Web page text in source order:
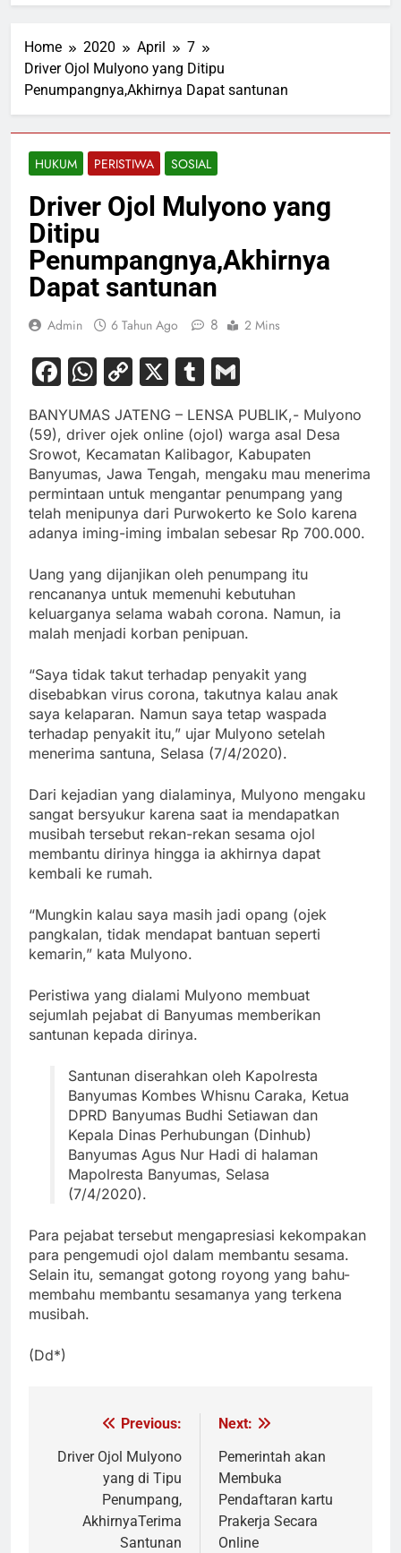
Home 2020 April
7
Driver Ojol Mulyono yang Ditipu
Penumpangnya,Akhirnya Dapat santunan
HUKUM PERISTIWA SOSIAL
Driver Ojol Mulyono yang
Ditipu
Penumpangnya,Akhirnya
Dapat santunan
Admin 6 Tahun Ago 8 2 Mins
Facebook
WhatsApp
Copy
Link
X Tumblr
BANYUMAS JATENG – LENSA PUBLIK,- Mulyono
(59), driver ojek online (ojol) warga asal Desa
Srowot, Kecamatan Kalibagor, Kabupaten
Banyumas, Jawa Tengah, mengaku mau menerima
permintaan untuk mengantar penumpang yang
telah menipunya dari Purwokerto ke Solo karena
adanya iming-iming imbalan sebesar Rp 700.000.
Uang yang dijanjikan oleh penumpang itu
rencananya untuk memenuhi kebutuhan
keluarganya selama wabah corona. Namun, ia
malah menjadi korban penipuan.
“Saya tidak takut terhadap penyakit yang
disebabkan virus corona, takutnya kalau anak
saya kelaparan. Namun saya tetap waspada
terhadap penyakit itu,” ujar Mulyono setelah
menerima santuna, Selasa (7/4/2020).
Dari kejadian yang dialaminya, Mulyono mengaku
sangat bersyukur karena saat ia mendapatkan
musibah tersebut rekan-rekan sesama ojol
membantu dirinya hingga ia akhirnya dapat
kembali ke rumah.
“Mungkin kalau saya masih jadi opang (ojek
pangkalan, tidak mendapat bantuan seperti
kemarin,” kata Mulyono.
Peristiwa yang dialami Mulyono membuat
sejumlah pejabat di Banyumas memberikan
santunan kepada dirinya.
Santunan diserahkan oleh Kapolresta
Banyumas Kombes Whisnu Caraka, Ketua
DPRD Banyumas Budhi Setiawan dan
Kepala Dinas Perhubungan (Dinhub)
Banyumas Agus Nur Hadi di halaman
Mapolresta Banyumas, Selasa
(7/4/2020).
Para pejabat tersebut mengapresiasi kekompakan
para pengemudi ojol dalam membantu sesama.
Selain itu, semangat gotong royong yang bahu-
membahu membantu sesamanya yang terkena
musibah.
(Dd*)
Navigasi
pos
Previous:
Driver Ojol Mulyono
yang di Tipu
Penumpang,
AkhirnyaTerima
Santunan
Next:
Pemerintah akan
Membuka
Pendaftaran kartu
Prakerja Secara
Online